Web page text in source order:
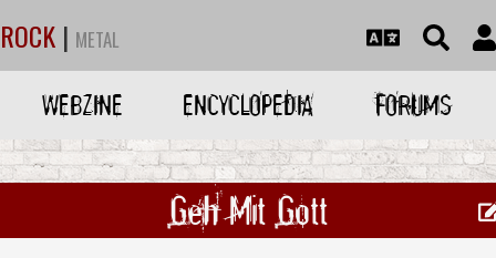
ROCK | METAL
WEBZINE ENCYCLOPEDIA FORUMS
Geh Mit Gott